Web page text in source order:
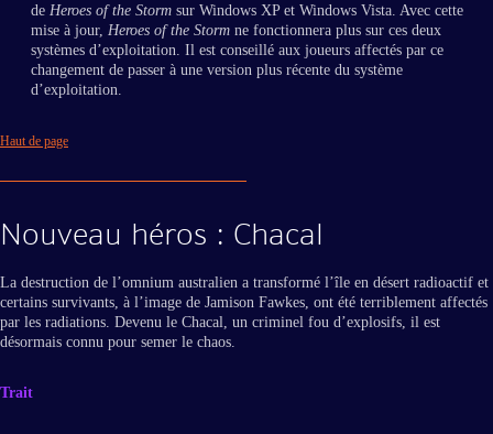
de Heroes of the Storm sur Windows XP et Windows Vista. Avec cette
mise à jour, Heroes of the Storm ne fonctionnera plus sur ces deux
systèmes d’exploitation. Il est conseillé aux joueurs affectés par ce
changement de passer à une version plus récente du système
d’exploitation.
Haut de page
Nouveau héros : Chacal
La destruction de l’omnium australien a transformé l’île en désert radioactif et
certains survivants, à l’image de Jamison Fawkes, ont été terriblement affectés
par les radiations. Devenu le Chacal, un criminel fou d’explosifs, il est
désormais connu pour semer le chaos.
Trait